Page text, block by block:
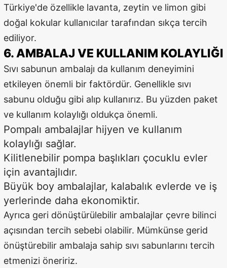
Türkiye'de özellikle lavanta, zeytin ve limon gibi
doğal kokular kullanıcılar tarafından sıkça tercih
ediliyor.
6. AMBALAJ VE KULLANIM KOLAYLIĞI
Sıvı sabunun ambalajı da kullanım deneyimini
etkileyen önemli bir faktördür. Genellikle sıvı
sabunu olduğu gibi alıp kullanırız. Bu yüzden paket
ve kullanım kolaylığı oldukça önemli.
Pompalı ambalajlar hijyen ve kullanım
kolaylığı sağlar.
Kilitlenebilir pompa başlıkları çocuklu evler
için avantajlıdır.
Büyük boy ambalajlar, kalabalık evlerde ve iş
yerlerinde daha ekonomiktir.
Ayrıca geri dönüştürülebilir ambalajlar çevre bilinci
açısından tercih sebebi olabilir. Mümkünse gerid
önüştürebilir ambalaja sahip sıvı sabunlarını tercih
etmenizi öneririz.